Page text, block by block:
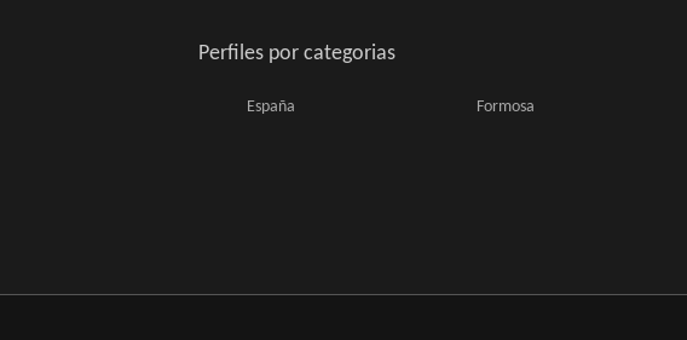
Perfiles por categorias
España Formosa